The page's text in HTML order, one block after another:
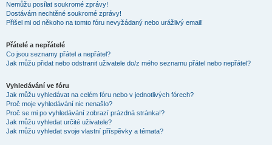
Nemůžu posílat soukromé zprávy!
Dostávám nechtěné soukromé zprávy!
Přišel mi od někoho na tomto fóru nevyžádaný nebo urážlivý email!
Přátelé a nepřátelé
Co jsou seznamy přátel a nepřátel?
Jak můžu přidat nebo odstranit uživatele do/z mého seznamu přátel nebo nepřátel?
Vyhledávání ve fóru
Jak můžu vyhledávat na celém fóru nebo v jednotlivých fórech?
Proč moje vyhledávání nic nenašlo?
Proč se mi po vyhledávání zobrazí prázdná stránka!?
Jak můžu vyhledat určité uživatele?
Jak můžu vyhledat svoje vlastní příspěvky a témata?